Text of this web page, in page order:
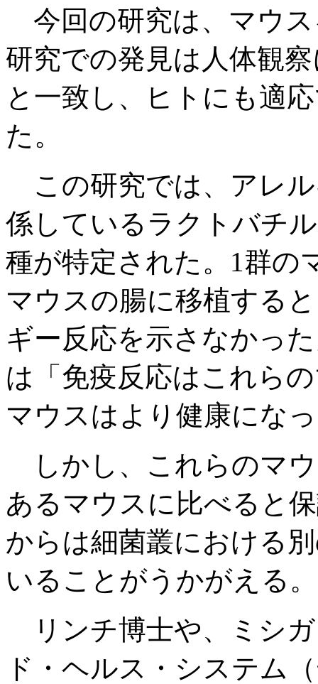
今回の研究は、マウ
研究での発見は人体観
と一致し、ヒトにも適
た。
この研究では、アレ
係しているラクトバチ
種が特定された。1群の
マウスの腸に移植する
ギー反応を示さなかっ
は「免疫反応はこれら
マウスはより健康にな
しかし、これらのマ
あるマウスに比べると
からは細菌叢における
いることがうかがえる。
リンチ博士や、ミシ
ド・ヘルス・システム